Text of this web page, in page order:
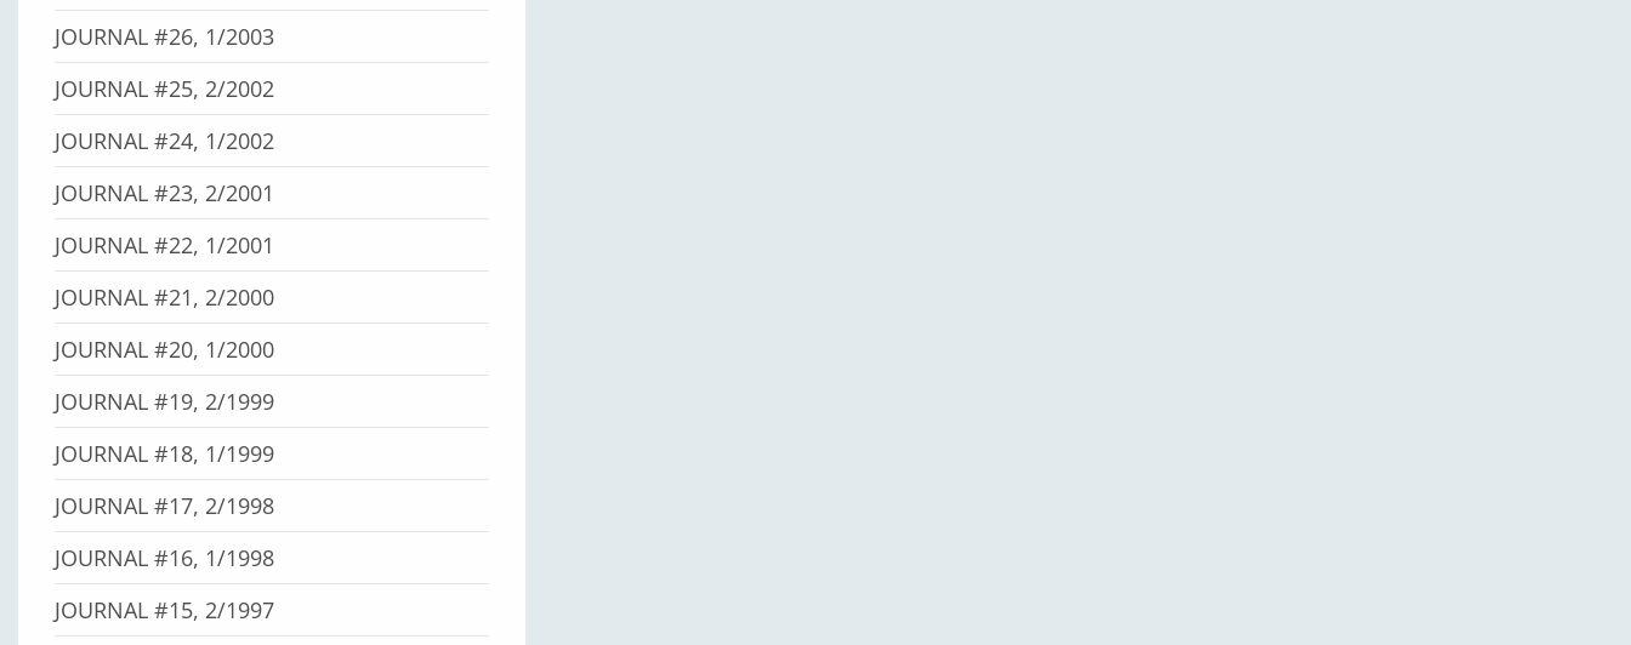
JOURNAL #26, 1/2003
JOURNAL #25, 2/2002
JOURNAL #24, 1/2002
JOURNAL #23, 2/2001
JOURNAL #22, 1/2001
JOURNAL #21, 2/2000
JOURNAL #20, 1/2000
JOURNAL #19, 2/1999
JOURNAL #18, 1/1999
JOURNAL #17, 2/1998
JOURNAL #16, 1/1998
JOURNAL #15, 2/1997